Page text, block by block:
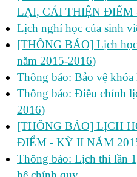
LẠI, CẢI THIỆN ĐIỂM
Lịch nghỉ học của sinh
[THÔNG BÁO] Lịch
năm 2015-2016)
Thông báo: Bảo vệ
Thông báo: Điều chỉnh
2016)
[THÔNG BÁO] LỊCH
ĐIỂM - KỲ II NĂM
Thông báo: Lịch thi lần